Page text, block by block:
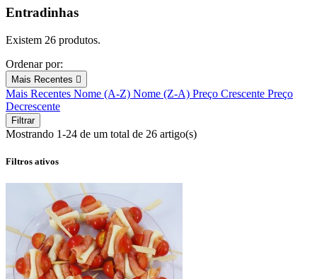
Entradinhas
Existem 26 produtos.
Ordenar por:
Mais Recentes 
Mais Recentes Nome (A-Z) Nome (Z-A) Preço Crescente Preço
Decrescente
Filtrar
Mostrando 1-24 de um total de 26 artigo(s)
Filtros ativos